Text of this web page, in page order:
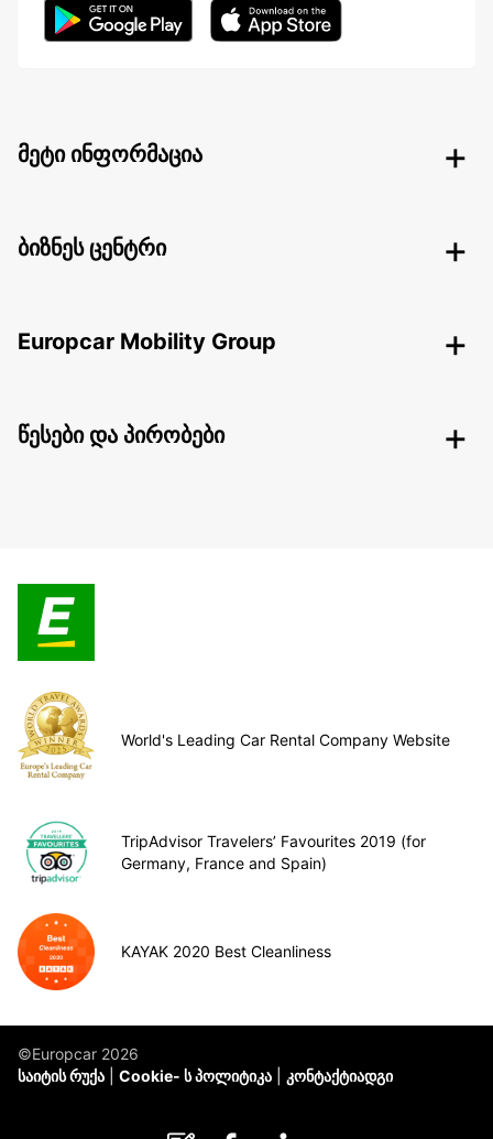
მეტი ინფორმაცია
ბიზნეს ცენტრი
Europcar Mobility Group
წესები და პირობები
World's Leading Car Rental Company Website
TripAdvisor Travelers’ Favourites 2019 (for
Germany, France and Spain)
KAYAK 2020 Best Cleanliness
©Europcar 2026
საიტის რუქა
Cookie- ს პოლიტიკა კონტაქტიადგი